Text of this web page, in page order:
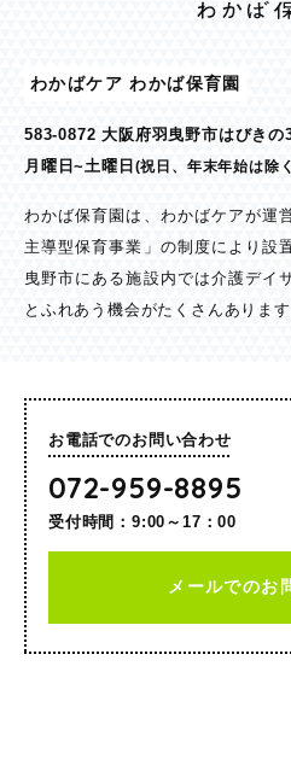
わかばケア わかば保育園
583-0872 大阪府羽曳野市はびきの
月曜日~土曜日(祝日、年末年始は除
わかば保育園は、わかばケアが運
主導型保育事業」の制度により設
曳野市にある施設内では介護デイ
とふれあう機会がたくさんあります
お電話でのお問い合わせ
072-959-8895
受付時間：9:00～17：00
メールでのお